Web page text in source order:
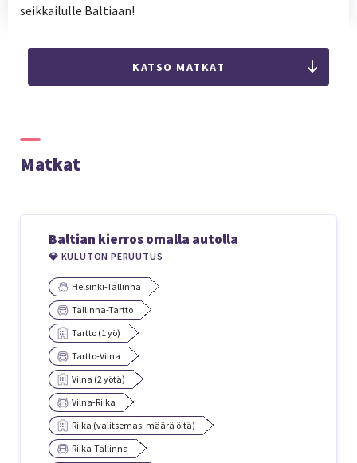
seikkailulle Baltiaan!
KATSO MATKAT
Matkat
Baltian kierros omalla autolla
💎 KULUTON PERUUTUS
Helsinki-Tallinna
Tallinna-Tartto
Tartto (1 yö)
Tartto-Vilna
Vilna (2 yötä)
Vilna-Riika
Riika (valitsemasi määrä öitä)
Riika-Tallinna